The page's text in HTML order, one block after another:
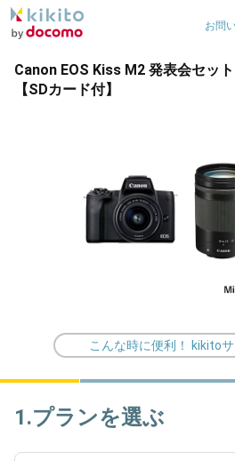
お問
Canon EOS Kiss M2 発表会セッ
【SDカード付】
こんな時に便利！ kikito
1.プランを選ぶ